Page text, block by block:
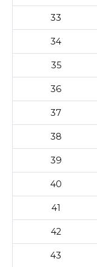
33
34
35
36
37
38
39
40
41
42
43